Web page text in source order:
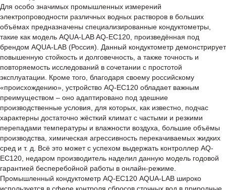
Для особо значимых промышленных измерений
электропроводности различных водных растворов в больших
объёмах предназначены специализированные кондуктометры,
такие как модель AQUA-LAB AQ-EC120, произведённая под
брендом AQUA-LAB (Россия). Данный кондуктометр демонстрирует
повышенную стойкость и долговечность, а также точность и
повторяемость исследований в сочетании с простотой
эксплуатации. Кроме того, благодаря своему российскому
«происхождению», устройство AQ-EC120 обладает важным
преимуществом – оно адаптировано под здешние
производственные условия, для которых, как известно, подчас
характерны достаточно жёсткий климат с частыми и резкими
перепадами температуры и влажности воздуха, большие объёмы
производства, химическая агрессивность перекачиваемых жидких
сред и т. д. Всё это может с успехом выдержать контроллер AQ-
EC120, недаром производитель наделил данную модель годовой
гарантией бесперебойной работы в онлайн-режиме.
Промышленный кондуктометр AQ-EC120 AQUA-LAB широко